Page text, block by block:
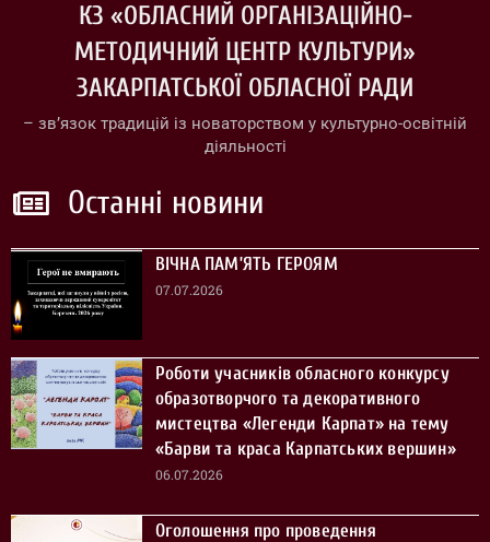
КЗ «ОБЛАСНИЙ ОРГАНІЗАЦІЙНО-
МЕТОДИЧНИЙ ЦЕНТР КУЛЬТУРИ»
ЗАКАРПАТСЬКОЇ ОБЛАСНОЇ РАДИ
– зв’язок традицій із новаторством у культурно-освітній
діяльності
Останні новини
ВІЧНА ПАМ’ЯТЬ ГЕРОЯМ
07.07.2026
Роботи учасників обласного конкурсу
образотворчого та декоративного
мистецтва «Легенди Карпат» на тему
«Барви та краса Карпатських вершин»
06.07.2026
Оголошення про проведення